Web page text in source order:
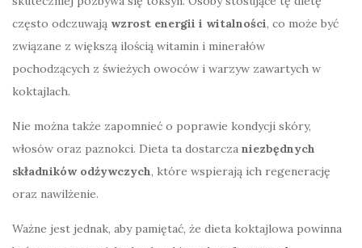
często odczuwają wzrost energii i witalności, co może być
związane z większą ilością witamin i minerałów
pochodzących z świeżych owoców i warzyw zawartych w
koktajlach.
Nie można także zapomnieć o poprawie kondycji skóry,
włosów oraz paznokci. Dieta ta dostarcza niezbędnych
składników odżywczych, które wspierają ich regenerację
oraz nawilżenie.
Ważne jest jednak, aby pamiętać, że dieta koktajlowa powinna